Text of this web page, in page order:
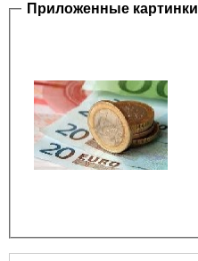
Приложенные картинки